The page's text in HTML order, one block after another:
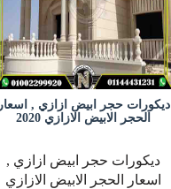
ديكورات حجر ابيض ازازي , اسعار
الحجر الابيض الازازي 2020
ديكورات حجر ابيض ازازي ,
اسعار الحجر الابيض الازازي